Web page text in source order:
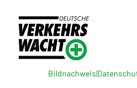
Bildnachweis|